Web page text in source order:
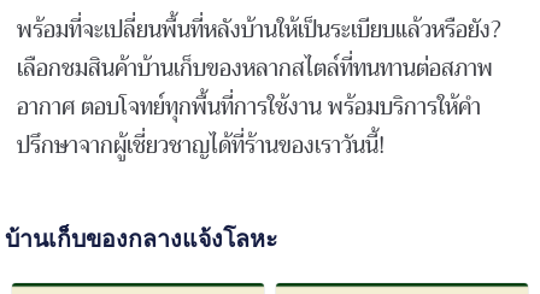
พร้อมที่จะเปลี่ยนพื้นที่หลังบ้านให้เป็นระเบียบแล้วหรือยัง?
เลือกชมสินค้าบ้านเก็บของหลากสไตล์ที่ทนทานต่อสภาพ
อากาศ ตอบโจทย์ทุกพื้นที่การใช้งาน พร้อมบริการให้คำ
ปรึกษาจากผู้เชี่ยวชาญได้ที่ร้านของเราวันนี้!
บ้านเก็บของกลางแจ้งโลหะ